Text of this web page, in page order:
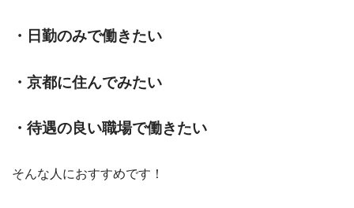
・日勤のみで働きたい
・京都に住んでみたい
・待遇の良い職場で働きたい
そんな人におすすめです！